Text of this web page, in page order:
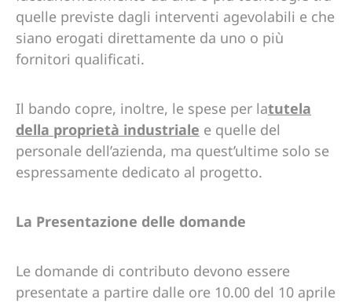
quelle previste dagli interventi agevolabili e che
siano erogati direttamente da uno o più
fornitori qualificati.
Il bando copre, inoltre, le spese per latutela
della proprietà industriale e quelle del
personale dell’azienda, ma quest’ultime solo se
espressamente dedicato al progetto.
La Presentazione delle domande
Le domande di contributo devono essere
presentate a partire dalle ore 10.00 del 10 aprile